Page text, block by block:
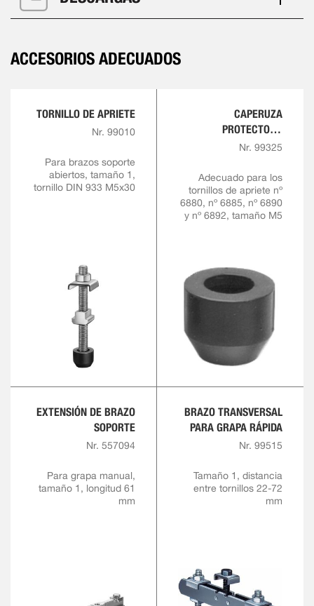
ACCESORIOS ADECUADOS
TORNILLO DE APRIETE
Nr. 99010
Para brazos soporte
abiertos, tamaño 1,
tornillo DIN 933 M5x30
CAPERUZA
PROTECTORA
FABRICADA DE GOMA
Nr. 99325
Adecuado para los
tornillos de apriete nº
6880, nº 6885, nº 6890
y nº 6892, tamaño M5
EXTENSIÓN DE BRAZO
SOPORTE
Nr. 557094
Para grapa manual,
tamaño 1, longitud 61
mm
BRAZO TRANSVERSAL
PARA GRAPA RÁPIDA
Nr. 99515
Tamaño 1, distancia
entre tornillos 22-72
mm